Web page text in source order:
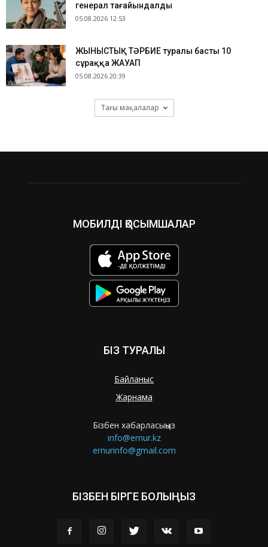
генерал тағайындалды
05.08.2026 12:53
ЖЫНЫСТЫҚ ТӘРБИЕ туралы басты 10
сұраққа ЖАУАП
05.08.2026 20:39
Тағы мақалалар
МОБИЛДІ ҚОСЫМШАЛАР
БІЗ ТУРАЛЫ
Байланыс
Жарнама
Бізбен хабарласыңыз
info@ernur.kz
ernurinfo@gmail.com
БІЗБЕН БІРГЕ БОЛЫҢЫЗ